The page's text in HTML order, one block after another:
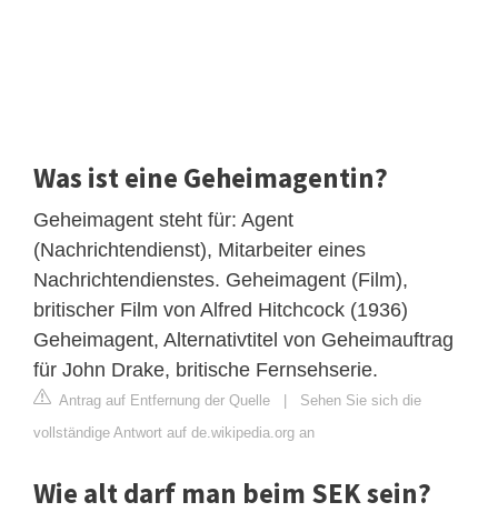
Was ist eine Geheimagentin?
Geheimagent steht für: Agent
(Nachrichtendienst), Mitarbeiter eines
Nachrichtendienstes. Geheimagent (Film),
britischer Film von Alfred Hitchcock (1936)
Geheimagent, Alternativtitel von Geheimauftrag
für John Drake, britische Fernsehserie.
Antrag auf Entfernung der Quelle | Sehen Sie sich die
vollständige Antwort auf de.wikipedia.org an
Wie alt darf man beim SEK sein?